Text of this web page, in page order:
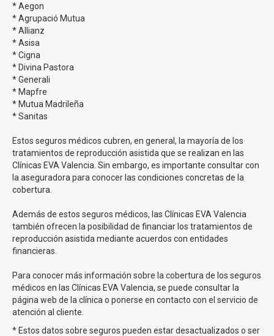
En Clínicas Eva tenemos una tasa de éxito para
nuestro tratamiento de inseminación que supera el
20% a la media nacional
poder continuar ofreciendo estos números y de poder
continuar ayudando a nuestros pacientes en su sueño de
ser padres y madres.
Precios inseminación artificial en Clínicas EVA
EnClinicas Eva puedes realizar tu Inseminación
Artificial desde 620€.
Disponen de una financiación para todos sus tratamientos.
Todos nuestros tratamientos:
Fecundación in vitro - FIV
FIV con Semen de Donante
FIV con Óvulos de Donante - Ovodonación
FIV Método Ropa
Inseminación artificial
Inseminación artificial con donante
* Aegon
* Agrupació Mutua
* Allianz
* Asisa
* Cigna
* Divina Pastora
* Generali
* Mapfre
* Mutua Madrileña
* Sanitas
Estos seguros médicos cubren, en general, la mayoría de los
tratamientos de reproducción asistida que se realizan en las
Clínicas EVA Valencia. Sin embargo, es importante consultar con
la aseguradora para conocer las condiciones concretas de la
cobertura.
Además de estos seguros médicos, las Clínicas EVA Valencia
también ofrecen la posibilidad de financiar los tratamientos de
reproducción asistida mediante acuerdos con entidades
financieras.
Para conocer más información sobre la cobertura de los seguros
médicos en las Clínicas EVA Valencia, se puede consultar la
página web de la clínica o ponerse en contacto con el servicio de
atención al cliente.
* Estos datos sobre seguros pueden estar desactualizados o ser